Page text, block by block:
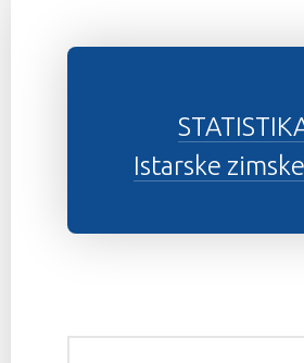
Istarske